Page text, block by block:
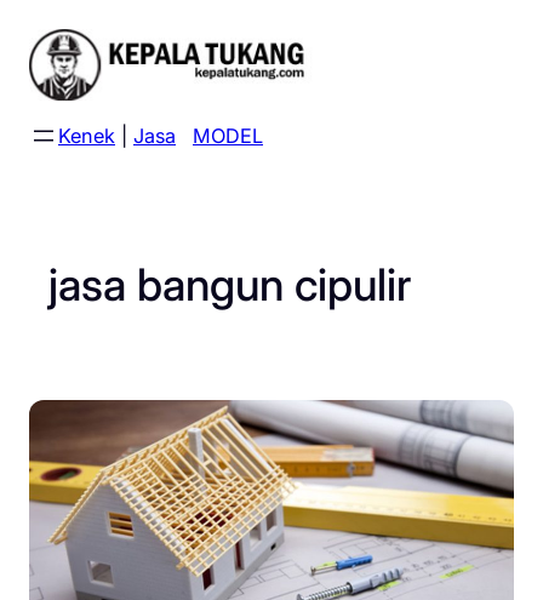
content
Kenek Jasa MODEL
jasa bangun cipulir